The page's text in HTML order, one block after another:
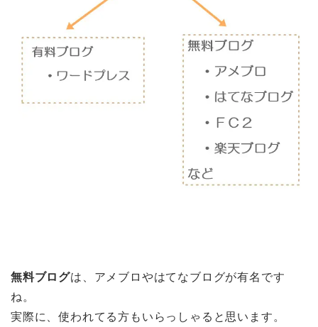
無料ブログは、アメブロやはてなブログが有名です
ね。
実際に、使われてる方もいらっしゃると思います。